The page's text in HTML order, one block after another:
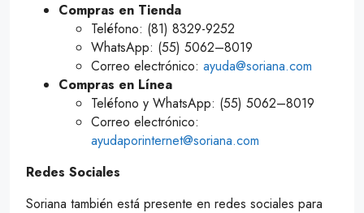
Compras en Tienda
Teléfono: (81) 8329-9252
WhatsApp: (55) 5062–8019
Correo electrónico: ayuda@soriana.com
Compras en Línea
Teléfono y WhatsApp: (55) 5062–8019
Correo electrónico:
ayudaporinternet@soriana.com
Redes Sociales
Soriana también está presente en redes sociales para